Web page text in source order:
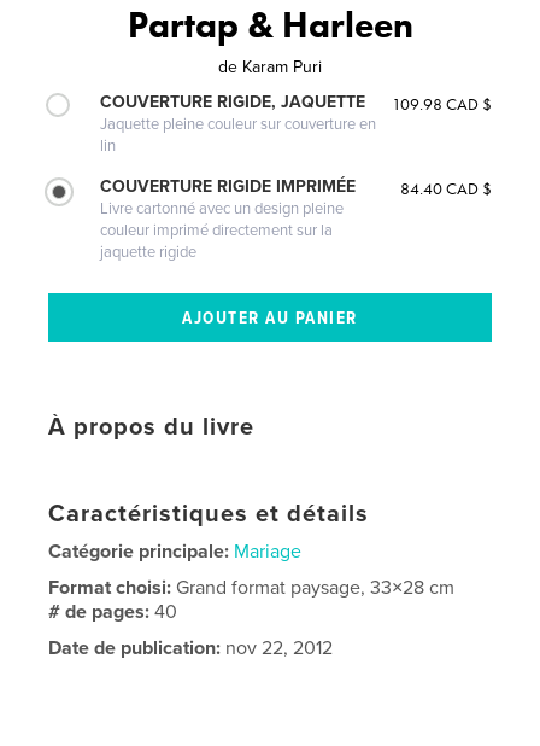
Partap & Harleen
de Karam Puri
COUVERTURE RIGIDE, JAQUETTE
Jaquette pleine couleur sur couverture en
lin
109.98 CAD $
COUVERTURE RIGIDE IMPRIMÉE
Livre cartonné avec un design pleine
couleur imprimé directement sur la
jaquette rigide
84.40 CAD $
À propos du livre
Caractéristiques et détails
Catégorie principale: Mariage
Format choisi: Grand format paysage, 33×28 cm
# de pages:40
Date de publication: nov 22, 2012